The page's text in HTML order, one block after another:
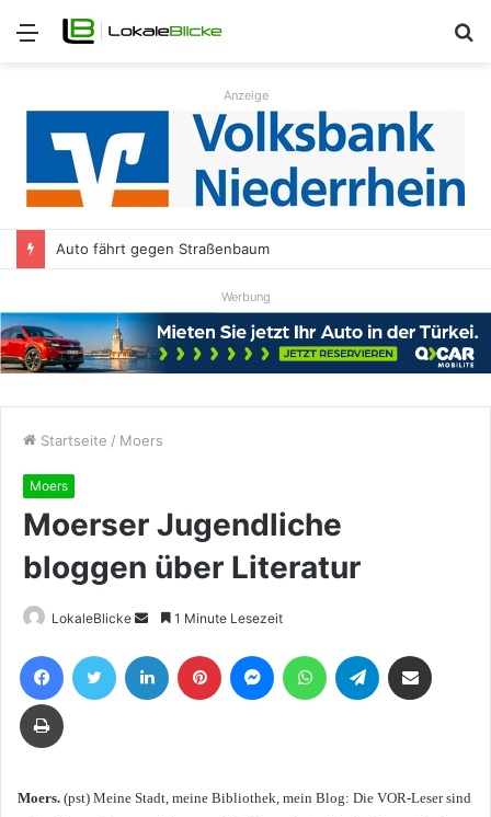
Menü
Anzeige
Auto fährt gegen Straßenbaum
Werbung
Startseite / Moers
Moers
Moerser Jugendliche
bloggen über Literatur
LokaleBlicke
Sende
eine
E-
1 Minute Lesezeit
FacebookTwitter LinkedIn Pinterest MessengerWhatsAppTelegram
Drucken
Moers. (pst) Meine Stadt, meine Bibliothek, mein Blog: Die VOR-Leser sind